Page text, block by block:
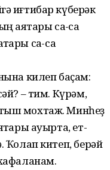
иғтибар күберәк
саҡ-саҡ
саҡ-саҡ
килеп баҫам:
– тим. Күрәм,
мохтаж. Минһеҙ
ауырта, ет-
Ҡолап китеп, берәй